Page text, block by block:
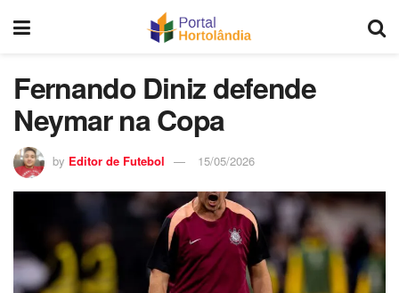
Fernando Diniz defende
Neymar na Copa
by Editor de Futebol 15/05/2026